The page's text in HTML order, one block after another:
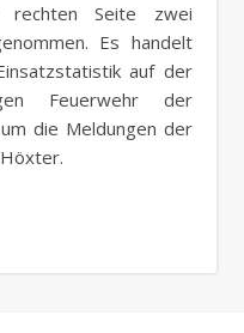
Seite zwei
Es handelt
auf der
Feuerwehr der
die Meldungen der